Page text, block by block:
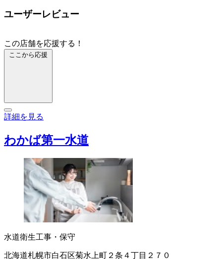
ユーザーレビュー
この店舗を応援する！
ここから応援
詳細を見る
わかば第一水道
水道衛生工事・保守
北海道札幌市白石区菊水上町２条４丁目２７０